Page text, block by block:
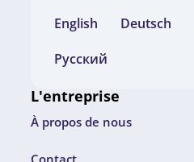
English Deutsch
Русский
L'entreprise
À propos de nous